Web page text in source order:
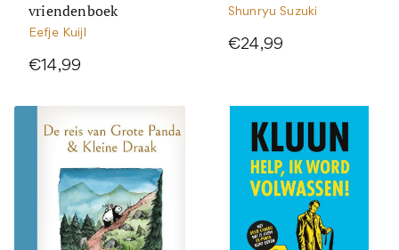
vriendenboek
Eefje Kuijl
€14,99
Shunryu Suzuki
€24,99